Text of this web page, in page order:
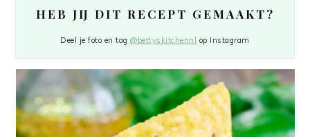
HEB JIJ DIT RECEPT GEMAAKT?
Deel je foto en tag@bettyskitchennl op Instagram